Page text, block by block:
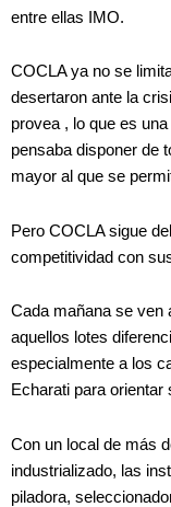
entre ellas IMO.
COCLA ya no se
desertaron ante la
provea , lo que es
pensaba disponer de
mayor al que se
Pero COCLA sigue
competitividad con
Cada mañana se ven
aquellos lotes
especialmente a los
Echarati para
Con un local de más
industrializado, las
piladora,